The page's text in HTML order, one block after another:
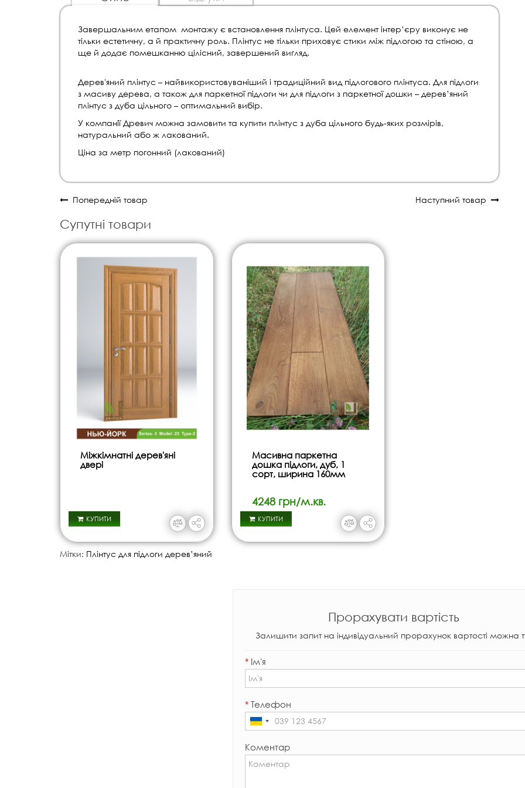
Завершальним етапом монтажу є встановлення плінтуса. Цей елемент інтер’єру виконує не
тільки естетичну, а й практичну роль. Плінтус не тільки приховує стики між підлогою та стіною, а
ще й додає помешканню цілісний, завершений вигляд.
Дерев'яний плінтус – найвикористовуваніший і традиційний вид підлогового плінтуса. Для підлоги
з масиву дерева, а також для паркетної підлоги чи для підлоги з паркетної дошки – дерев’яний
плінтус з дуба цільного – оптимальний вибір.
У компанії Древич можна замовити та купити плінтус з дуба цільного будь-яких розмірів,
натуральний або ж лакований.
Ціна за метр погонний (лакований)
Попередній товар Наступний товар
Супутні товари
Міжкімнатні дерев'яні
двері
КУПИТИ
Масивна паркетна
дошка підлоги, дуб, 1
сорт, ширина 160мм
4248 грн/м.кв.
КУПИТИ
Мітки: Плінтус для підлоги дерев’яний
Прорахувати вартість
Залишити запит на індивідуальний прорахунок вартості можна
* Ім'я
* Телефон
Коментар